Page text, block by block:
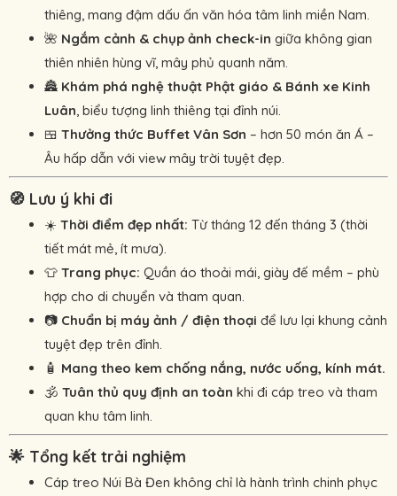
thiêng, mang đậm dấu ấn văn hóa tâm linh miền Nam.
🌺 Ngắm cảnh & chụp ảnh check-in giữa không gian
thiên nhiên hùng vĩ, mây phủ quanh năm.
🏯 Khám phá nghệ thuật Phật giáo & Bánh xe Kinh
Luân , biểu tượng linh thiêng tại đỉnh núi.
🍱 Thưởng thức Buffet Vân Sơn – hơn 50 món ăn Á –
Âu hấp dẫn với view mây trời tuyệt đẹp.
🧭 Lưu ý khi đi
☀️ Thời điểm đẹp nhất: Từ tháng 12 đến tháng 3 (thời
tiết mát mẻ, ít mưa).
👕 Trang phục: Quần áo thoải mái, giày đế mềm – phù
hợp cho di chuyển và tham quan.
📷 Chuẩn bị máy ảnh / điện thoại để lưu lại khung cảnh
tuyệt đẹp trên đỉnh.
🧴 Mang theo kem chống nắng, nước uống, kính mát.
🕉️ Tuân thủ quy định an toàn khi đi cáp treo và tham
quan khu tâm linh.
🌟 Tổng kết trải nghiệm
Cáp treo Núi Bà Đen không chỉ là hành trình chinh phục